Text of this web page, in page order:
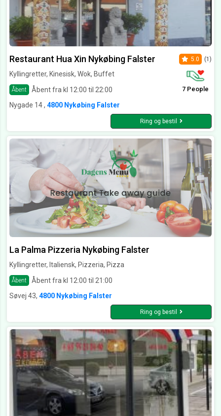
Restaurant Hua Xin Nykøbing Falster
Kyllingretter, Kinesisk, Wok, Buffet
Åbent Åbent fra kl 12:00 til 22:00
5.0 (1)
7 People
Nygade 14 , 4800 Nykøbing Falster
Ring og bestil
La Palma Pizzeria Nykøbing Falster
Kyllingretter, Italiensk, Pizzeria, Pizza
Åbent
Åbent fra kl 12:00 til 21:00
Søvej 43, 4800 Nykøbing Falster
Ring og bestil